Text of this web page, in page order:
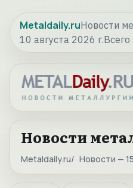
Metaldaily.ruНовости
10 августа 2026 г.Всего
Новости
Metaldaily.ru Новости —